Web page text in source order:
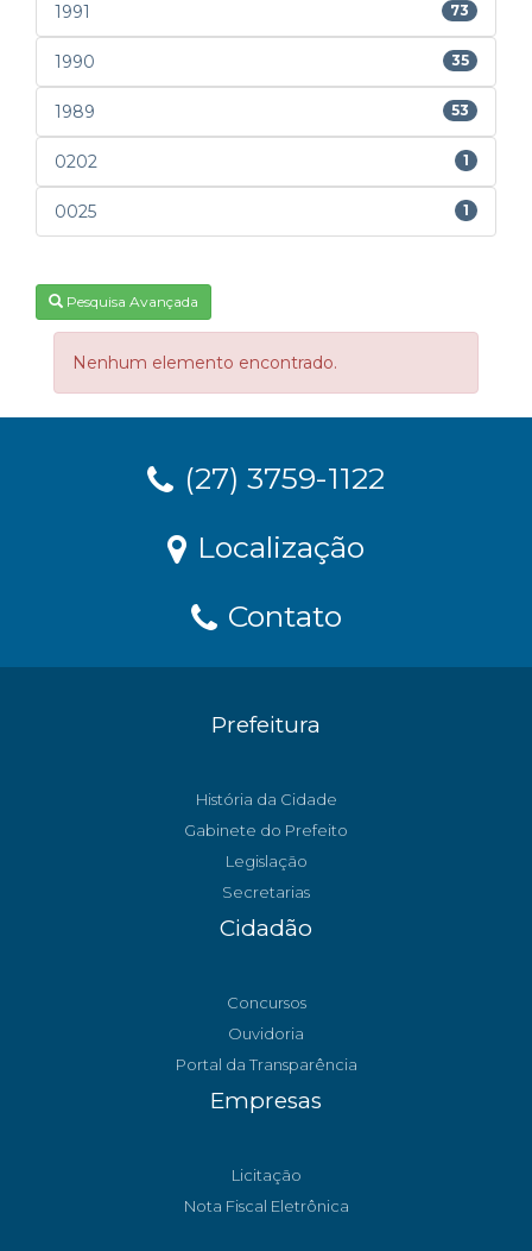
1991 73
1990 35
1989 53
0202 1
0025 1
Pesquisa Avançada
Nenhum elemento encontrado.
(27) 3759-1122
Localização
Contato
Prefeitura
História da Cidade
Gabinete do Prefeito
Legislação
Secretarias
Cidadão
Concursos
Ouvidoria
Portal da Transparência
Empresas
Licitação
Nota Fiscal Eletrônica